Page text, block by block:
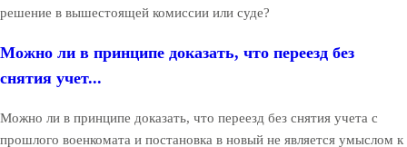
решение в вышестоящей комиссии или суде?
Можно ли в принципе доказать, что переезд без
снятия учет...
Можно ли в принципе доказать, что переезд без снятия учета с
прошлого военкомата и постановка в новый не является умыслом к